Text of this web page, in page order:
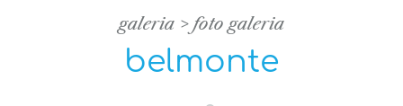
galeria foto galeria
belmonte